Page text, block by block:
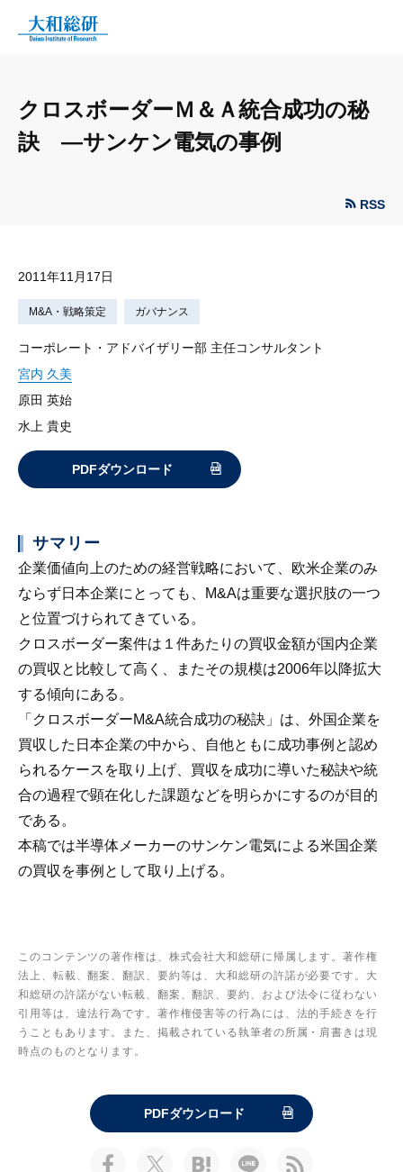
クロスボーダーＭ＆Ａ統合成功の秘
訣 —サンケン電気の事例
RSS
2011年11月17日
M&A・戦略策定 ガバナンス
コーポレート・アドバイザリー部 主任コンサルタント
宮内 久美
原田 英始
水上 貴史
PDFダウンロード
サマリー
企業価値向上のための経営戦略において、欧米企業のみ
ならず日本企業にとっても、M&Aは重要な選択肢の一つ
と位置づけられてきている。
クロスボーダー案件は１件あたりの買収金額が国内企業
の買収と比較して高く、またその規模は2006年以降拡大
する傾向にある。
「クロスボーダーM&A統合成功の秘訣」は、外国企業を
買収した日本企業の中から、自他ともに成功事例と認め
られるケースを取り上げ、買収を成功に導いた秘訣や統
合の過程で顕在化した課題などを明らかにするのが目的
である。
本稿では半導体メーカーのサンケン電気による米国企業
の買収を事例として取り上げる。
このコンテンツの著作権は、株式会社大和総研に帰属します。著作権
法上、転載、翻案、翻訳、要約等は、大和総研の許諾が必要です。大
和総研の許諾がない転載、翻案、翻訳、要約、および法令に従わない
引用等は、違法行為です。著作権侵害等の行為には、法的手続きを行
うこともあります。また、掲載されている執筆者の所属・肩書きは現
時点のものとなります。
PDFダウンロード